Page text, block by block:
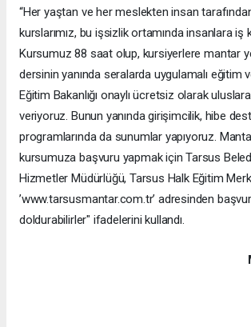
“Her yaştan ve her meslekten insan
kurslarımız, bu işsizlik ortamında insanlara iş
Kursumuz 88 saat olup, kursiyerlere mantar
dersinin yanında seralarda uygulamalı eğitim
Eğitim Bakanlığı onaylı ücretsiz olarak
veriyoruz. Bunun yanında girişimcilik, hibe
programlarında da sunumlar yapıyoruz.
kursumuza başvuru yapmak için Tarsus
Hizmetler Müdürlüğü, Tarsus Halk Eğitim
’www.tarsusmantar.com.tr’ adresinden
doldurabilirler" ifadelerini kullandı.